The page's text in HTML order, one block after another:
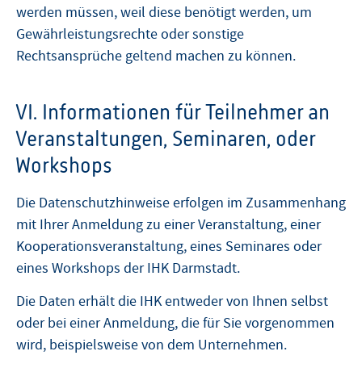
werden müssen, weil diese benötigt werden, um
Gewährleistungsrechte oder sonstige
Rechtsansprüche geltend machen zu können.
VI. Informationen für Teilnehmer an
Veranstaltungen, Seminaren, oder
Workshops
Die Datenschutzhinweise erfolgen im Zusammenhang
mit Ihrer Anmeldung zu einer Veranstaltung, einer
Kooperationsveranstaltung, eines Seminares oder
eines Workshops der IHK Darmstadt.
Die Daten erhält die IHK entweder von Ihnen selbst
oder bei einer Anmeldung, die für Sie vorgenommen
wird, beispielsweise von dem Unternehmen.